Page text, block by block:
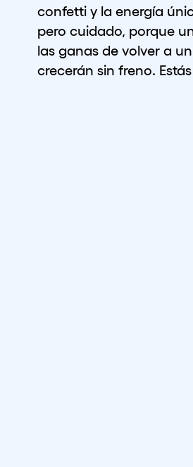
Síguenos en tiktok
Síguenos en facebook
Síguenos en instagram
Síguenos en twitter
Síguenos en linkedin
Síguenos en
Política de Privacidad
Política de Cookies
confetti y la energía
pero cuidado, porque
las ganas de volver a
crecerán sin freno.